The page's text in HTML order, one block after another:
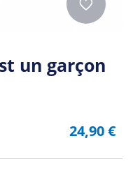
un garçon
24,90 €